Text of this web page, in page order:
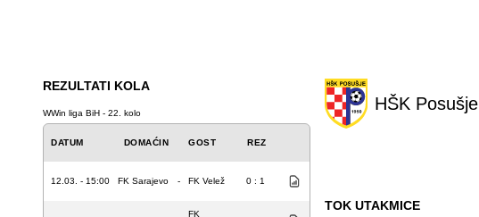
REZULTATI KOLA
WWin liga BiH - 22. kolo
DATUM DOMAĆIN GOST REZ
12.03. - 15:00 FK Sarajevo - FK Velež 0 : 1
FK
HŠK Posušje
TOK UTAKMICE